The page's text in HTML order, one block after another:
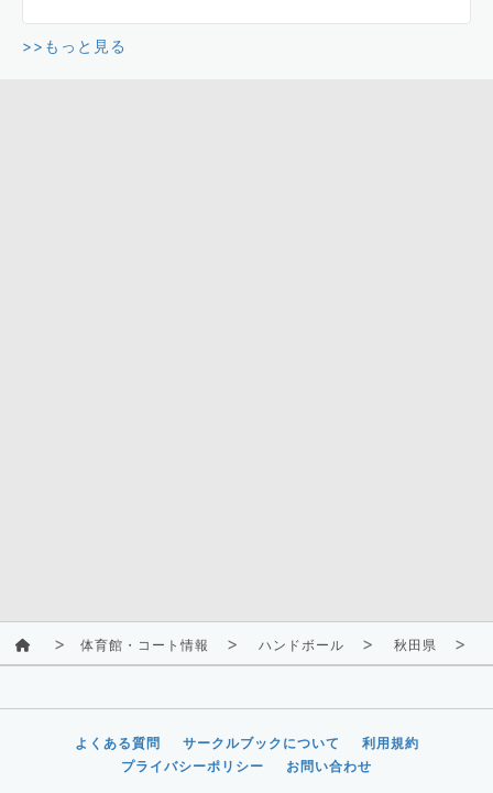
>>もっと見る
体育館・コート情報 ハンドボール 秋田県
よくある質問 サークルブックについて
利用規約
プライバシーポリシー
お問い合わせ